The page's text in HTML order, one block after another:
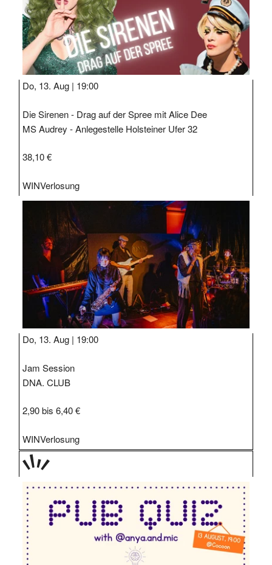
Do, 13. Aug | 19:00
Die Sirenen - Drag auf der Spree mit Alice Dee
MS Audrey - Anlegestelle Holsteiner Ufer 32
38,10 €
WINVerlosung
Do, 13. Aug | 19:00
Jam Session
DNA. CLUB
2,90 bis 6,40 €
WINVerlosung
STIPP